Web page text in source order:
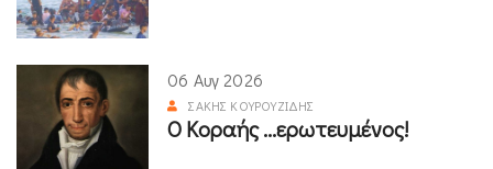
06 Αυγ 2026
ΣΆΚΗΣ ΚΟΥΡΟΥΖΊΔΗΣ
Ο Κοραής ...ερωτευμένος!